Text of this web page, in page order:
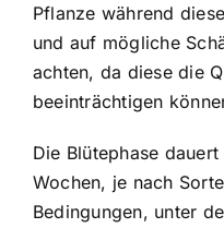
Pflanze während
und auf mögliche
achten, da diese die
beeinträchtigen
Die Blütephase
Wochen, je nach
Bedingungen, unter